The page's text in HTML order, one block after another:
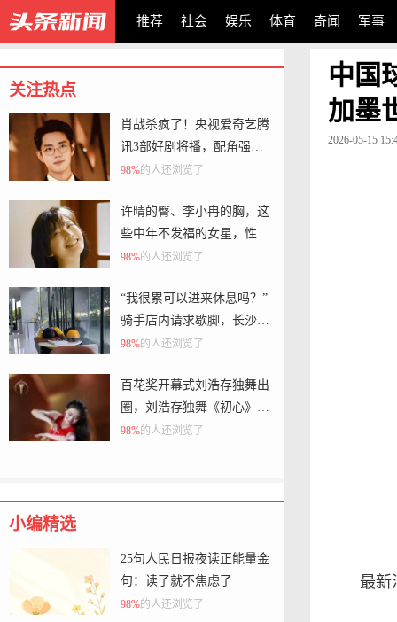
推荐 社会 娱乐 体育 奇闻 军事
关注热点
肖战杀疯了！央视爱奇艺腾
讯3部好剧将播，配角强
大，追哪部
98%的人还浏览了
许晴的臀、李小冉的胸，这
些中年不发福的女星，性感
起来简直要命
98%的人还浏览了
“我很累可以进来休息吗？”
骑手店内请求歇脚，长沙店
主立马关音乐等他醒来送上
98%的人还浏览了
百花奖开幕式刘浩存独舞出
圈，刘浩存独舞《初心》为
何成为开幕式最大的“破圈
98%的人还浏览了
小编精选
25句人民日报夜读正能量金
句：读了就不焦虑了
98%的人还浏览了
中国
加墨
2026-05-15
最新